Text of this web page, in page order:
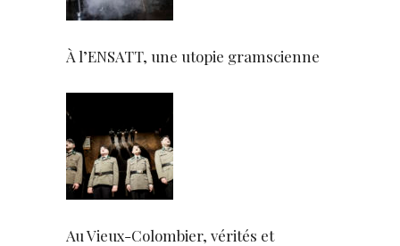
À l’ENSATT, une utopie gramscienne
Au Vieux-Colombier, vérités et